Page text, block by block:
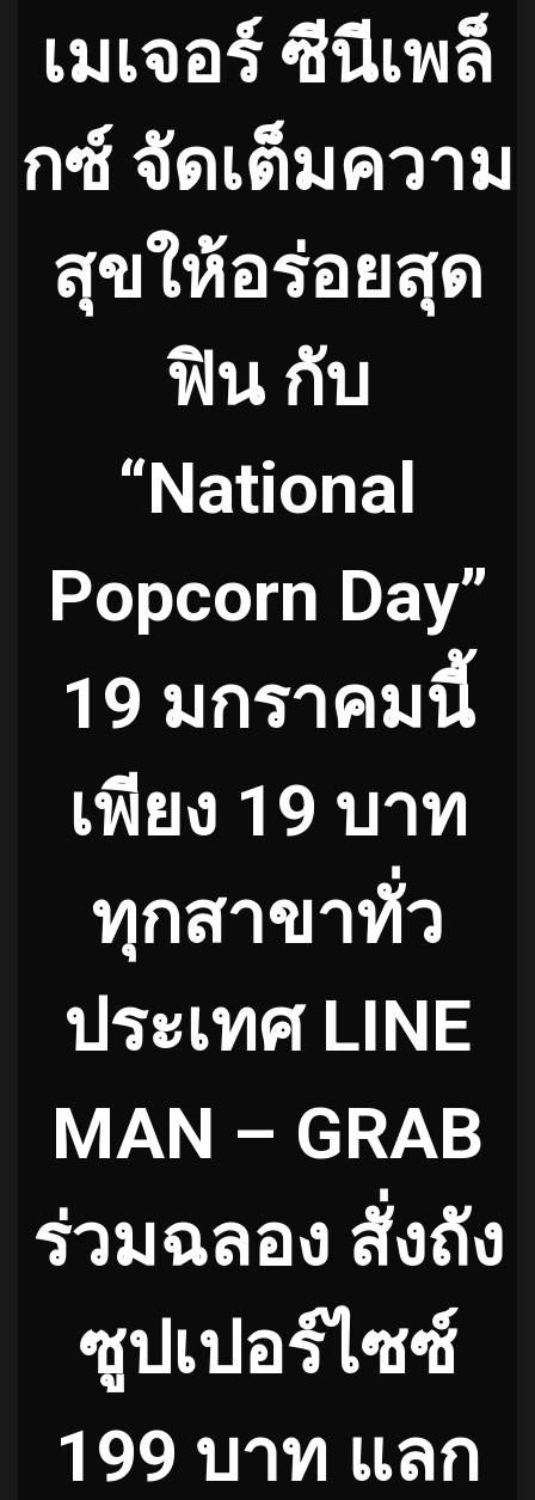
เมเจอร์ ซีนีเพล็
กซ์ จัดเต็มความ
สุขให้อร่อยสุด
ฟิน กับ
“National
Popcorn Day”
19 มกราคมนี้
เพียง 19 บาท
ทุกสาขาทั่ว
ประเทศ LINE
MAN – GRAB
ร่วมฉลอง สั่งถัง
ซูปเปอร์ไซซ์
199 บาท แลก